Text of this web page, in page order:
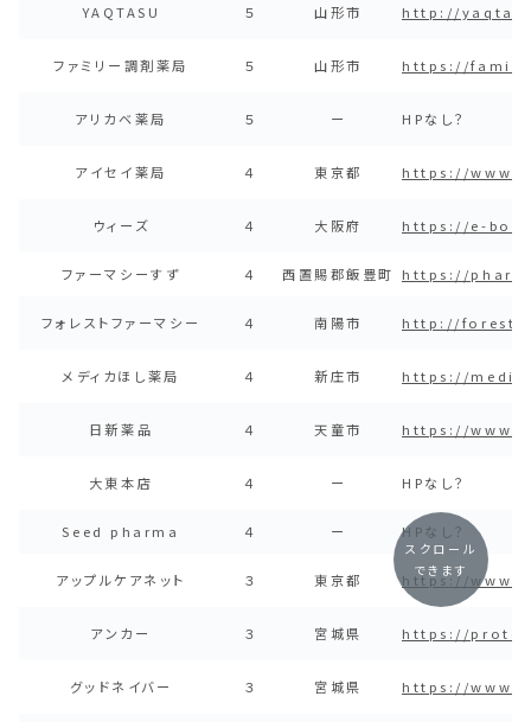
YAQTASU ５ 山形市 http://
ファミリー調剤薬局 ５ 山形市 https://
アリカベ薬局 ５ ー HPなし？
アイセイ薬局 ４ 東京都 https://
ウィーズ ４ 大阪府 https://e-
ファーマシーすず ４ 西置賜郡飯豊町 https://
フォレストファーマシー ４ 南陽市 http://forest-
メディカほし薬局 ４ 新庄市 https://
日新薬品 ４ 天童市 https://
大東本店 ４ ー HPなし？
Seed pharma ４ ー HPなし？
アップルケアネット ３ 東京都 https://
アンカー ３ 宮城県 https://
グッドネイバー ３ 宮城県 https://
スクロール
できます